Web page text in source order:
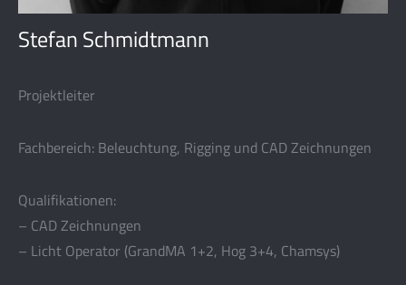
Stefan Schmidtmann
Projektleiter
Fachbereich: Beleuchtung, Rigging und CAD Zeichnungen
Qualifikationen:
– CAD Zeichnungen
– Licht Operator (GrandMA 1+2, Hog 3+4, Chamsys)